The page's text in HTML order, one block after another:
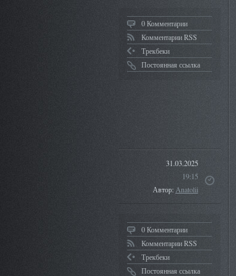
0 Комментарии
Комментарии RSS
Трекбеки
Постоянная ссылка
31.03.2025
19:15
Автор:Anatolii
0 Комментарии
Комментарии RSS
Трекбеки
Постоянная ссылка